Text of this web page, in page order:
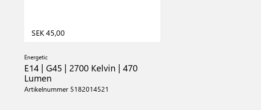
SEK 45,00
Energetic
E14 | G45 | 2700 Kelvin | 470
Lumen
Artikelnummer 5182014521